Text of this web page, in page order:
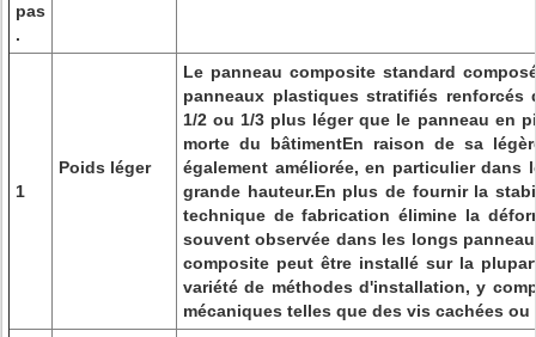
pas
.
1
Poids léger
Le panneau composite standard
panneaux plastiques stratifiés
1/2 ou 1/3 plus léger que le panneau en
morte du bâtimentEn raison de sa
également améliorée, en particulier dans
grande hauteur.En plus de fournir la
technique de fabrication élimine la
souvent observée dans les longs
composite peut être installé sur la
variété de méthodes d'installation, y
mécaniques telles que des vis cachées